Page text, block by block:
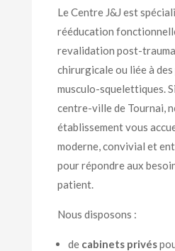
Le Centre J&J est
rééducation
revalidation post-
chirurgicale ou liée à
musculo-squelettiques.
centre-ville de Tournai,
établissement vous
moderne, convivial et
pour répondre aux
patient.
Nous disposons :
de cabinets privés